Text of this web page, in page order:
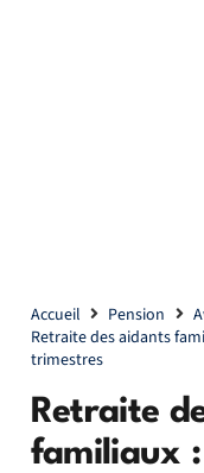
Accueil Pension
Retraite des aidants
trimestres
Retraite
familiaux